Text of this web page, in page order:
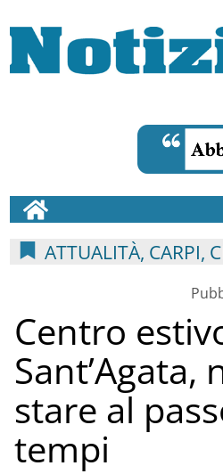
ATTUALITÀ, CARPI,
Centro
Sant’Agata,
stare al
tempi